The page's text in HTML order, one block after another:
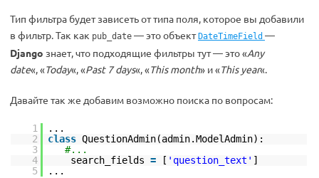
Тип фильтра будет зависеть от типа поля, которое вы добавили
в фильтр. Так как pub_date — это объект DateTimeField —
Django знает, что подходящие фильтры тут — это «Any
date«, «Today«, «Past 7 days«, «This month» и «This year«.
Давайте так же добавим возможно поиска по вопросам:
1
...
2
class QuestionAdmin(admin.ModelAdmin):
3
#...
4
search_fields = [ 'question_text' ]
5
...